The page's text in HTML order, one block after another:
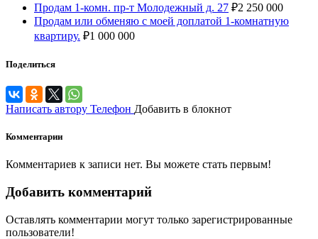
Продам 1-комн. пр-т Молодежный д. 27 ₽2 250 000
Продам или обменяю с моей доплатой 1-комнатную
квартиру. ₽1 000 000
Поделиться
Написать автору Телефон Добавить в блокнот
Комментарии
Комментариев к записи нет. Вы можете стать первым!
Добавить комментарий
Оставлять комментарии могут только зарегистрированные
пользователи!